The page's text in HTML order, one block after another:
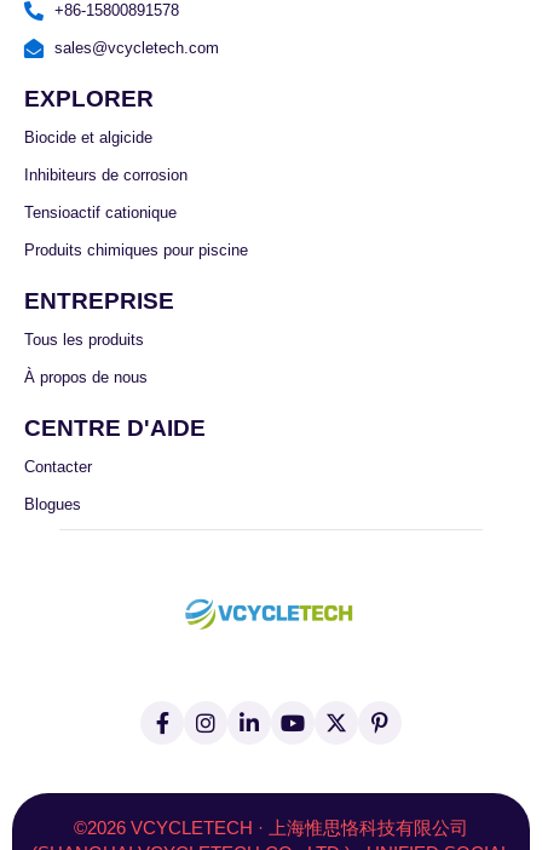
+86-15800891578
sales@vcycletech.com
EXPLORER
Biocide et algicide
Inhibiteurs de corrosion
Tensioactif cationique
Produits chimiques pour piscine
ENTREPRISE
Tous les produits
À propos de nous
CENTRE D'AIDE
Contacter
Blogues
F
a
b
o
o
I
n
a
g
r
i
e
d
I
Y
o
u
b
e
X
(
i
t
t
P
i
e
r
e
©2026 VCYCLETECH · 上海惟思恪科技有限公司